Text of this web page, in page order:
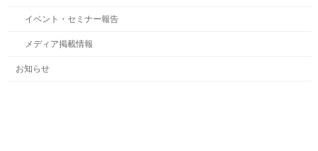
イベント・セミナー報告
メディア掲載情報
お知らせ